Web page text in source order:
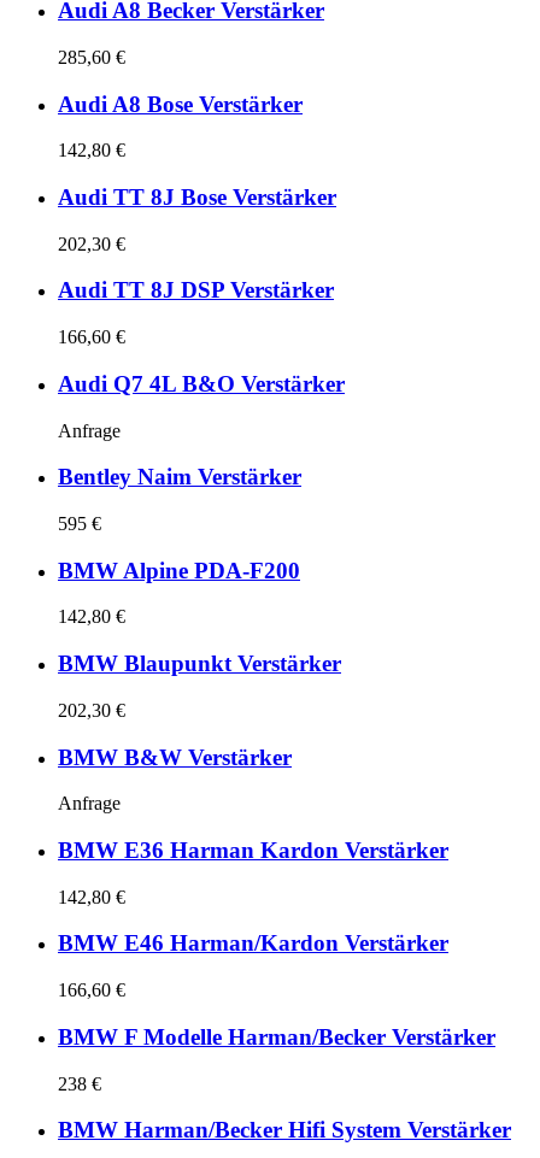
Audi A8 Becker Verstärker
285,60 €
Audi A8 Bose Verstärker
142,80 €
Audi TT 8J Bose Verstärker
202,30 €
Audi TT 8J DSP Verstärker
166,60 €
Audi Q7 4L B&O Verstärker
Anfrage
Bentley Naim Verstärker
595 €
BMW Alpine PDA-F200
142,80 €
BMW Blaupunkt Verstärker
202,30 €
BMW B&W Verstärker
Anfrage
BMW E36 Harman Kardon Verstärker
142,80 €
BMW E46 Harman/Kardon Verstärker
166,60 €
BMW F Modelle Harman/Becker Verstärker
238 €
BMW Harman/Becker Hifi System Verstärker